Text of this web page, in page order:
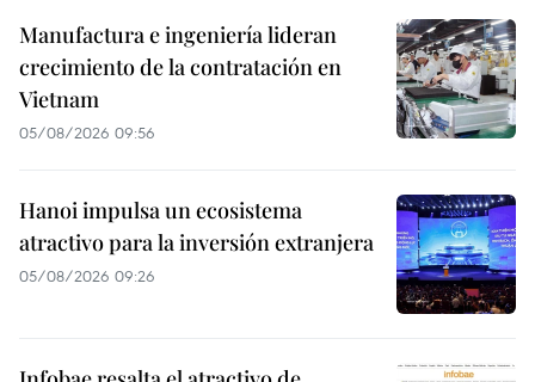
Manufactura e ingeniería lideran
crecimiento de la contratación en
Vietnam
05/08/2026 09:56
Hanoi impulsa un ecosistema
atractivo para la inversión extranjera
05/08/2026 09:26